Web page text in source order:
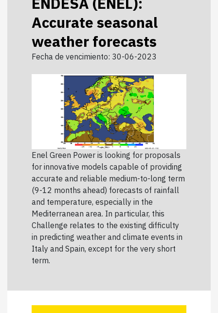
Accurate seasonal
weather forecasts
Fecha de vencimiento: 30-06-2023
Enel Green Power is looking for proposals
for innovative models capable of providing
accurate and reliable medium-to-long term
(9-12 months ahead) forecasts of rainfall
and temperature, especially in the
Mediterranean area. In particular, this
Challenge relates to the existing difficulty
in predicting weather and climate events in
Italy and Spain, except for the very short
term.